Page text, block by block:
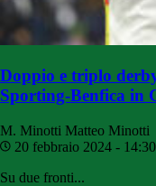
Doppio e triplo
Sporting-Benfica in
M. Minotti Matteo Minotti
20 febbraio 2024 - 14:30
Su due fronti...